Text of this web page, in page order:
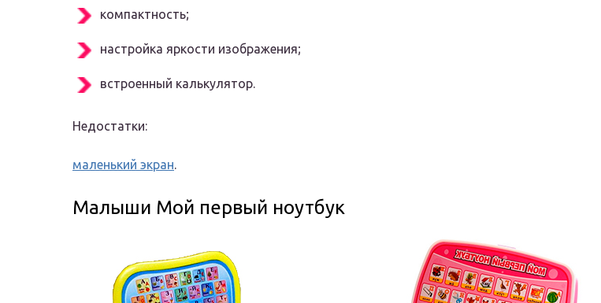
компактность;
настройка яркости изображения;
встроенный калькулятор.
Недостатки:
маленький экран.
Малыши Мой первый ноутбук